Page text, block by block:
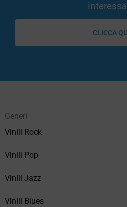
CLICCA
Generi
Vinili Rock
Vinili Pop
Vinili Jazz
Vinili Blues